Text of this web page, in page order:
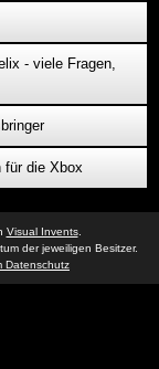
- viele Fragen,
für die Xbox
Visual Invents.
der jeweiligen Besitzer.
Datenschutz